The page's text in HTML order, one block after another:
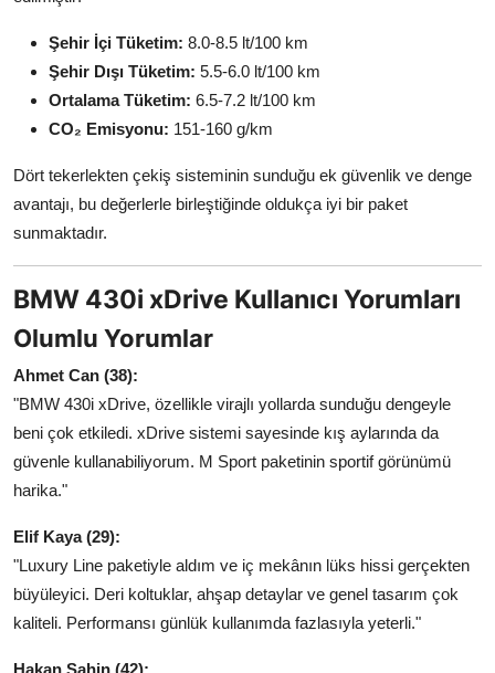
Şehir İçi Tüketim: 8.0-8.5 lt/100 km
Şehir Dışı Tüketim: 5.5-6.0 lt/100 km
Ortalama Tüketim: 6.5-7.2 lt/100 km
CO₂ Emisyonu: 151-160 g/km
Dört tekerlekten çekiş sisteminin sunduğu ek güvenlik ve denge
avantajı, bu değerlerle birleştiğinde oldukça iyi bir paket
sunmaktadır.
BMW 430i xDrive Kullanıcı Yorumları
Olumlu Yorumlar
Ahmet Can (38):
"BMW 430i xDrive, özellikle virajlı yollarda sunduğu dengeyle
beni çok etkiledi. xDrive sistemi sayesinde kış aylarında da
güvenle kullanabiliyorum. M Sport paketinin sportif görünümü
harika."
Elif Kaya (29):
"Luxury Line paketiyle aldım ve iç mekânın lüks hissi gerçekten
büyüleyici. Deri koltuklar, ahşap detaylar ve genel tasarım çok
kaliteli. Performansı günlük kullanımda fazlasıyla yeterli."